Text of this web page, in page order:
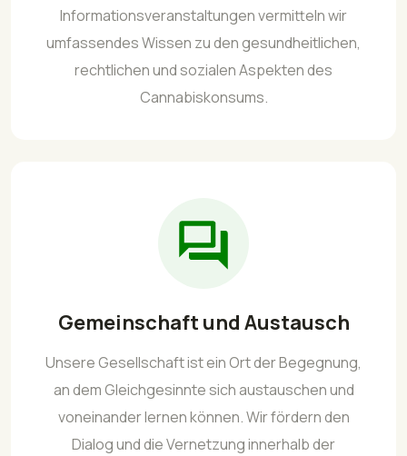
Informationsveranstaltungen vermitteln wir
umfassendes Wissen zu den gesundheitlichen,
rechtlichen und sozialen Aspekten des
Cannabiskonsums.
Gemeinschaft und Austausch
Unsere Gesellschaft ist ein Ort der Begegnung,
an dem Gleichgesinnte sich austauschen und
voneinander lernen können. Wir fördern den
Dialog und die Vernetzung innerhalb der